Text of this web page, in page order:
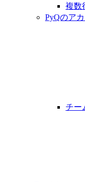
複数
PyQのア
チー